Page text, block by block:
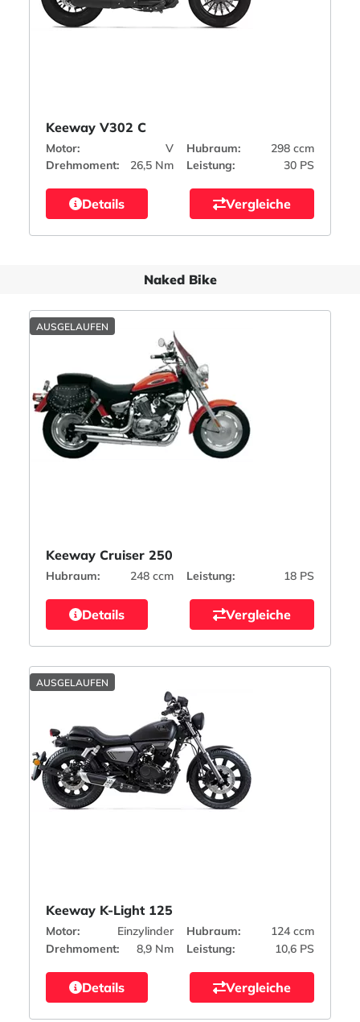
Keeway V302 C
Motor: V Hubraum:
298 ccm
Drehmoment:
26,5 Nm Leistung: 30 PS
Details Vergleiche
Naked Bike
AUSGELAUFEN
Keeway Cruiser 250
Hubraum: 248 ccm Leistung: 18 PS
Details Vergleiche
AUSGELAUFEN
Keeway K-Light 125
Motor: Einzylinder Hubraum:
124 ccm
Drehmoment:
8,9 Nm Leistung: 10,6 PS
Details Vergleiche